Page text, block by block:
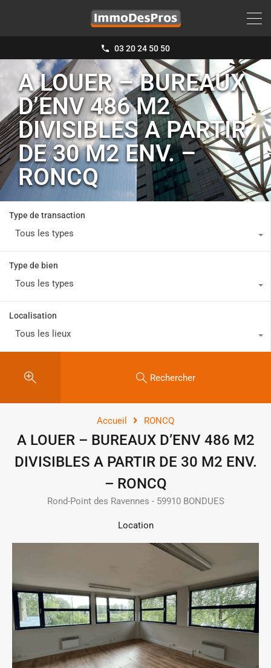
03 20 24 50 50
A LOUER – BUREAUX
D’ENV 486 M2
DIVISIBLES A PARTIR
DE 30 M2 ENV. –
RONCQ
Type de transaction
Tous les types
Type de bien
Tous les types
Localisation
Tous les lieux
Rechercher
Accueil RONCQ
A LOUER – BUREAUX D’ENV 486 M2
DIVISIBLES A PARTIR DE 30 M2 ENV.
– RONCQ
Rond-Point des Ravennes - 59910 BONDUES
Location